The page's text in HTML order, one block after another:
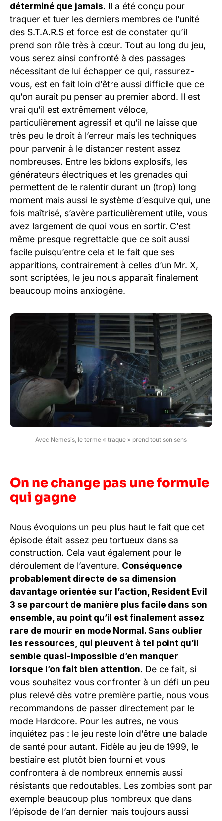
déterminé que jamais. Il a été conçu pour
traquer et tuer les derniers membres de l’unité
des S.T.A.R.S et force est de constater qu’il
prend son rôle très à cœur. Tout au long du jeu,
vous serez ainsi confronté à des passages
nécessitant de lui échapper ce qui, rassurez-
vous, est en fait loin d’être aussi difficile que ce
qu’on aurait pu penser au premier abord. Il est
vrai qu’il est extrêmement véloce,
particulièrement agressif et qu’il ne laisse que
très peu le droit à l’erreur mais les techniques
pour parvenir à le distancer restent assez
nombreuses. Entre les bidons explosifs, les
générateurs électriques et les grenades qui
permettent de le ralentir durant un (trop) long
moment mais aussi le système d’esquive qui, une
fois maîtrisé, s’avère particulièrement utile, vous
avez largement de quoi vous en sortir. C’est
même presque regrettable que ce soit aussi
facile puisqu’entre cela et le fait que ses
apparitions, contrairement à celles d’un Mr. X,
sont scriptées, le jeu nous apparaît finalement
beaucoup moins anxiogène.
Avec Nemesis, le terme « traque » prend tout son sens
On ne change pas une formule
qui gagne
Nous évoquions un peu plus haut le fait que cet
épisode était assez peu tortueux dans sa
construction. Cela vaut également pour le
déroulement de l’aventure. Conséquence
probablement directe de sa dimension
davantage orientée sur l’action, Resident Evil
3 se parcourt de manière plus facile dans son
ensemble, au point qu’il est finalement assez
rare de mourir en mode Normal. Sans oublier
les ressources, qui pleuvent à tel point qu’il
semble quasi-impossible d’en manquer
lorsque l’on fait bien attention. De ce fait, si
vous souhaitez vous confronter à un défi un peu
plus relevé dès votre première partie, nous vous
recommandons de passer directement par le
mode Hardcore. Pour les autres, ne vous
inquiétez pas : le jeu reste loin d’être une balade
de santé pour autant. Fidèle au jeu de 1999, le
bestiaire est plutôt bien fourni et vous
confrontera à de nombreux ennemis aussi
résistants que redoutables. Les zombies sont par
exemple beaucoup plus nombreux que dans
l’épisode de l’an dernier mais toujours aussi